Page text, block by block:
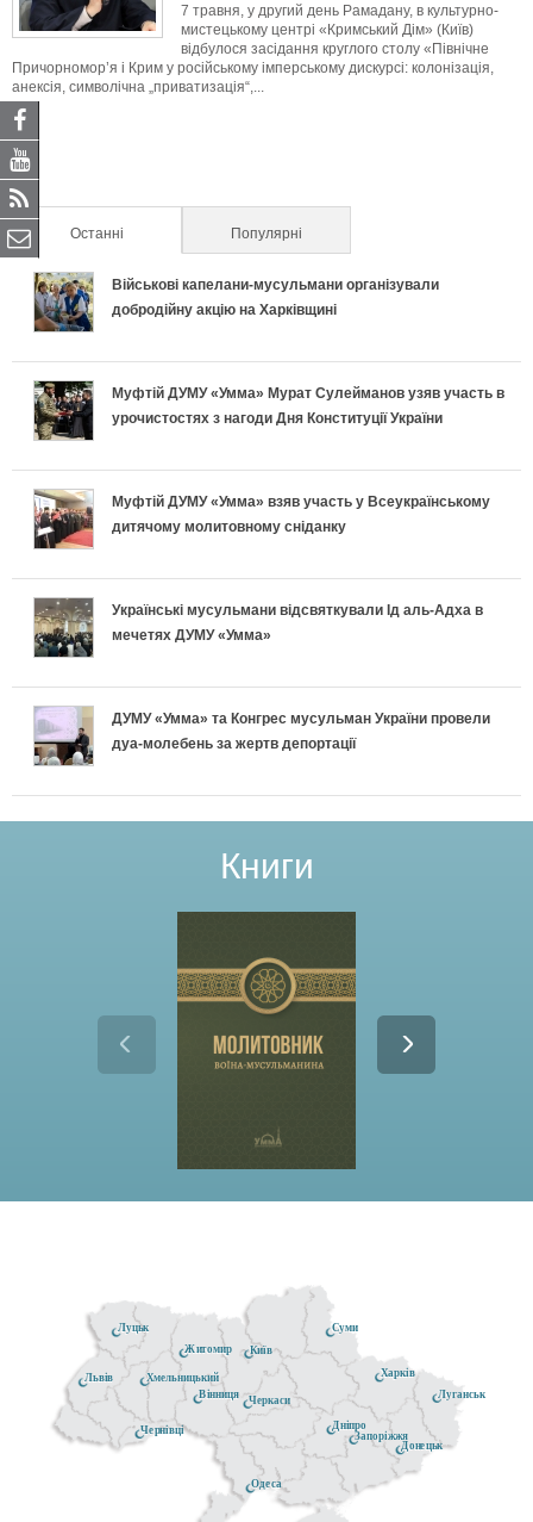
7 травня, у другий день Рамадану, в культурно-
мистецькому центрі «Кримський Дім» (Київ)
відбулося засідання круглого столу «Північне
Причорномор’я і Крим у російському імперському дискурсі: колонізація,
анексія, символічна „приватизація“,...
Останні (активна вкладка)Популярні
Військові капелани-мусульмани організували
добродійну акцію на Харківщині
Муфтій ДУМУ «Умма» Мурат Сулейманов узяв участь в
урочистостях з нагоди Дня Конституції України
Муфтій ДУМУ «Умма» взяв участь у Всеукраїнському
дитячому молитовному сніданку
Українські мусульмани відсвяткували Ід аль-Адха в
мечетях ДУМУ «Умма»
ДУМУ «Умма» та Конгрес мусульман України провели
дуа-молебень за жертв депортації
Книги
Донецьк
Житомир
Черкаси
Чернівці
Київ
Луганськ
Хмельницький
Луцьк
Дніпро
Одеса
Суми
Вінниця
Запоріжжя
Львів Харків